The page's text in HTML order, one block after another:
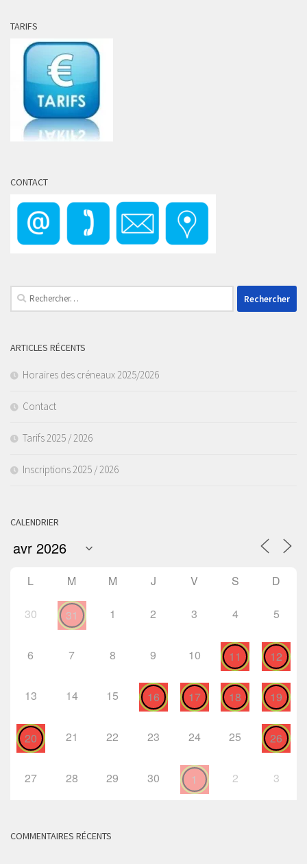
TARIFS
CONTACT
Rechercher :
ARTICLES RÉCENTS
Horaires des créneaux 2025/2026
Contact
Tarifs 2025 / 2026
Inscriptions 2025 / 2026
CALENDRIER
L M M J V S D
30 31 1 2 3 4 5
6 7 8 9 10 11 12
13 14 15 16 17 18 19
20 21 22 23 24 25 26
27 28 29 30 1 2 3
COMMENTAIRES RÉCENTS